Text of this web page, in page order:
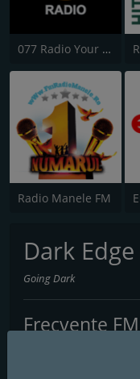
077 Radio Your Alternative
Radio Manele FM
Dark
Going Dark
Frecvențe FM